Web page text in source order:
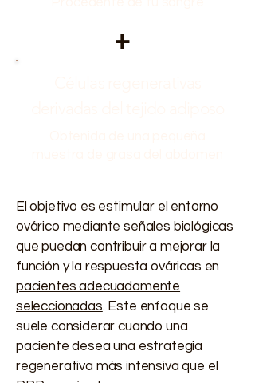
+
El objetivo es estimular el entorno
ovárico mediante señales biológicas
que puedan contribuir a mejorar la
función y la respuesta ováricas en
pacientes adecuadamente
seleccionadas. Este enfoque se
suele considerar cuando una
paciente desea una estrategia
regenerativa más intensiva que el